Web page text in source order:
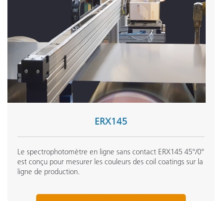
ERX145
Le spectrophotomètre en ligne sans contact ERX145 45°/0°
est conçu pour mesurer les couleurs des coil coatings sur la
ligne de production.